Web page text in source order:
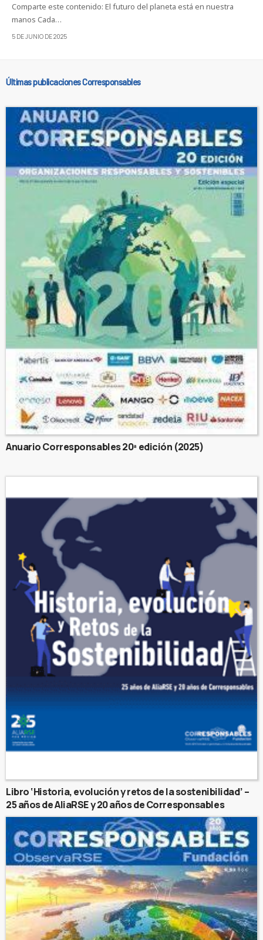
Comparte este contenido: El futuro del planeta está en nuestra
manos Cada…
5 DE JUNIO DE 2025
Últimas publicaciones Corresponsables
Anuario Corresponsables 20ª edición (2025)
Libro ‘Historia, evolución y retos de la sostenibilidad’ –
25 años de AliaRSE y 20 años de Corresponsables